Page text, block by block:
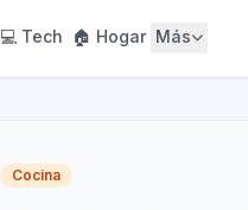
💻 Tech 🏠 Hogar Más
Cocina